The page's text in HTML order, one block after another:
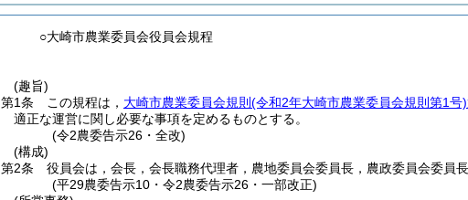
○大崎市農業委員会役員会規程
(趣旨)
第1条
この規程は， 大崎市農業委員会規則 (令和2年大崎市農業委員会規則第1号)
適正な運営に関し必要な事項を定めるものとする。
(令2農委告示26・全改)
(構成)
第2条
役員会は，会長，会長職務代理者，農地委員会委員長，農政委員会委員
(平29農委告示10・令2農委告示26・一部改正)